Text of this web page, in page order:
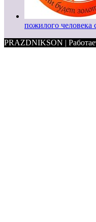
пожилого человека
PRAZDNIKSON |